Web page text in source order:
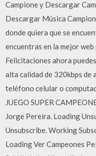
Campione y Descargar
Descargar Música
donde quiera que se
encuentras en la mejor
Felicitaciones ahora
alta calidad de 320kbps de
teléfono celular o
JUEGO SUPER
Jorge Pereira. Loading
Unsubscribe. Working
Loading Ver Campeones